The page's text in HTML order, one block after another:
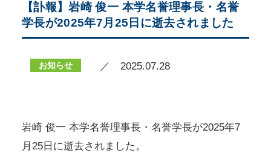
【訃報】岩崎 俊一 本学名誉理事長・名誉
学長が2025年7月25日に逝去されました
お知らせ ／ 2025.07.28
岩崎 俊一 本学名誉理事長・名誉学長が2025年7
月25日に逝去されました。